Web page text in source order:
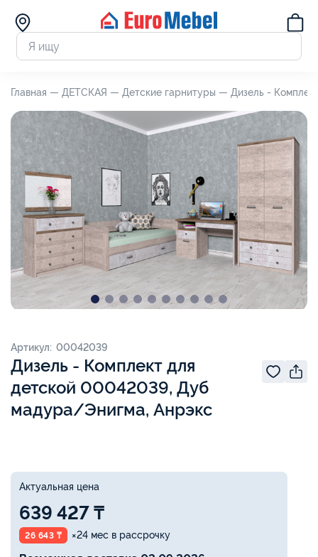
Главная — ДЕТСКАЯ — Детские гарнитуры — Дизель -
Дизель - Комплект для
детской 00042039, Дуб
мадура/Энигма, Анрэкс
Артикул: 00042039
Актуальная цена
639 427 ₸
26 643 ₸ ×24 мес в рассрочку